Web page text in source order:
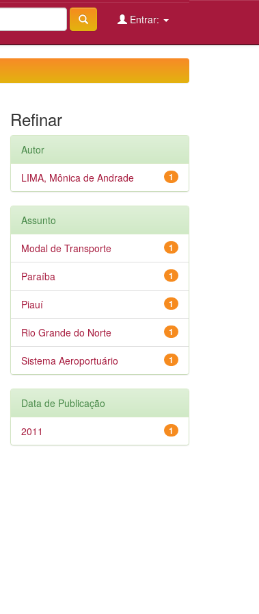
Entrar:
Refinar
Autor
1
LIMA, Mônica de Andrade
Assunto
1
Modal de Transporte
1
Paraíba
1
Piauí
1
Rio Grande do Norte
1
Sistema Aeroportuário
Data de Publicação
1
2011